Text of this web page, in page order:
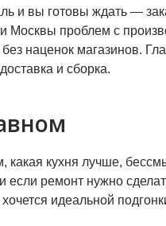
и вы готовы ждать —
Москвы проблем с
наценок магазинов.
и сборка.
какая кухня лучше,
если ремонт нужно
идеальной